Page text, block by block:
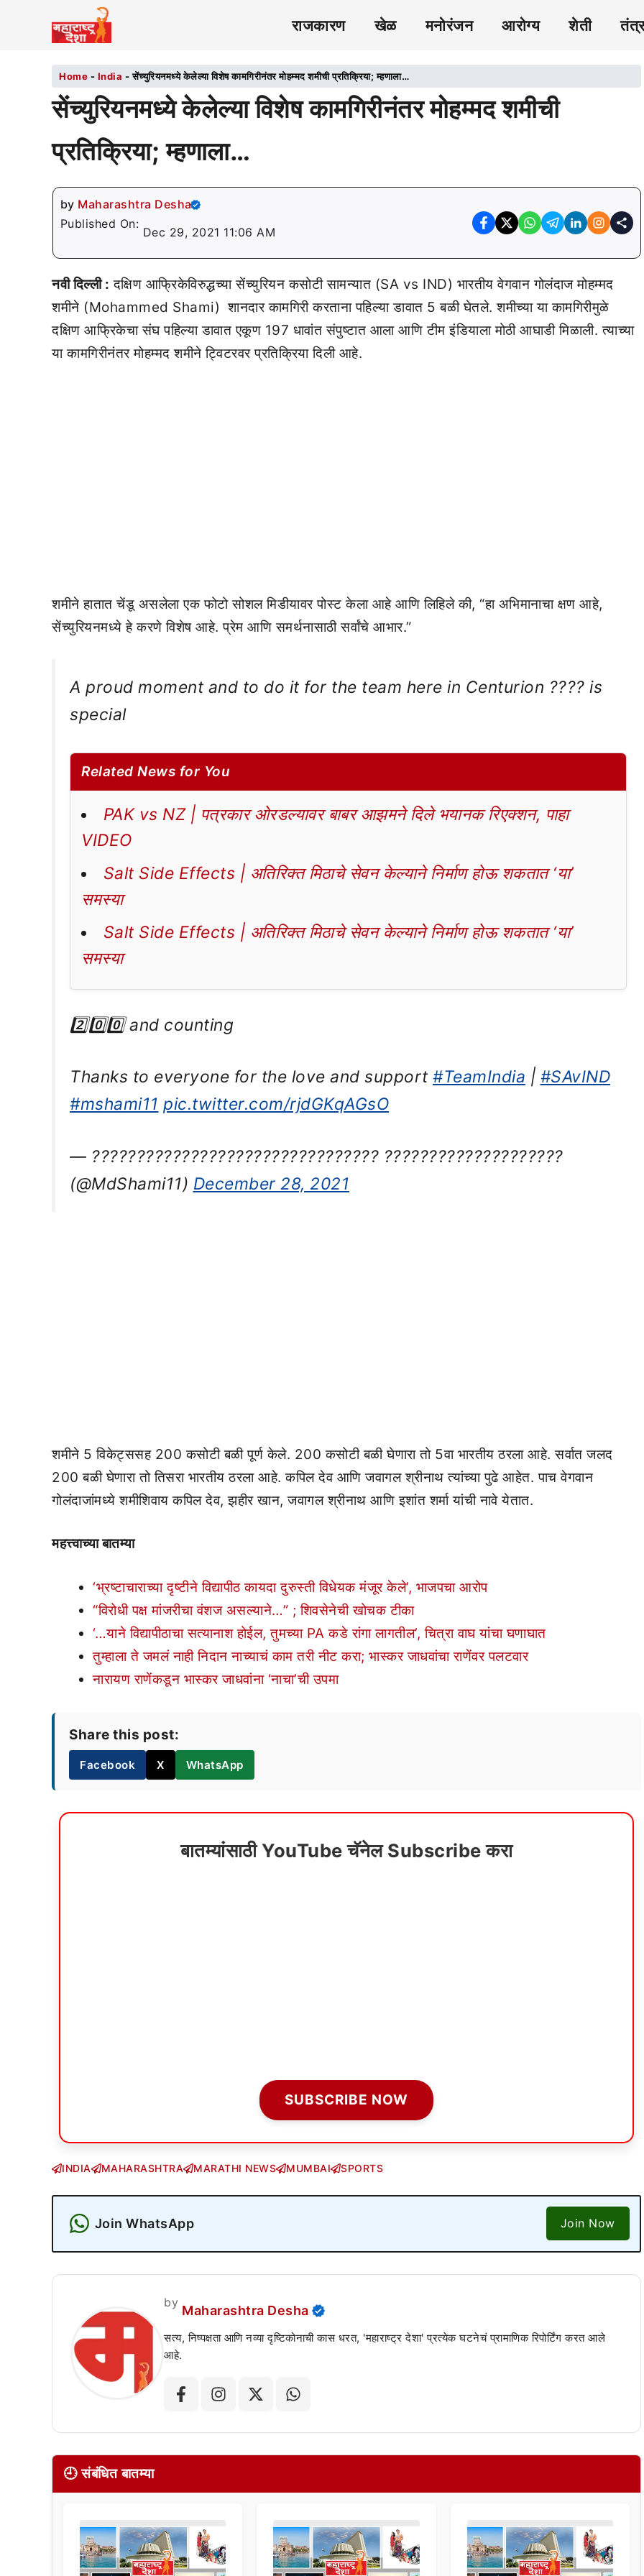
राजकारण खेळ मनोरंजन आरोग्य शेती
Home - India -सेंच्युरियनमध्ये केलेल्या विशेष कामगिरीनंतर मोहम्मद शमीची प्रतिक्रिया; म्हणाला…
सेंच्युरियनमध्ये केलेल्या विशेष कामगिरीनंतर मोहम्मद शमीची
प्रतिक्रिया; म्हणाला…
by Maharashtra Desha
Published On:
Dec 29, 2021 11:06 AM
नवी दिल्ली : दक्षिण आफ्रिकेविरुद्धच्या सेंच्युरियन कसोटी सामन्यात (SA vs IND) भारतीय वेगवान गोलंदाज मोहम्मद
शमीने (Mohammed Shami) शानदार कामगिरी करताना पहिल्या डावात 5 बळी घेतले. शमीच्या या कामगिरीमुळे
दक्षिण आफ्रिकेचा संघ पहिल्या डावात एकूण 197 धावांत संपुष्टात आला आणि टीम इंडियाला मोठी आघाडी मिळाली. त्याच्या
या कामगिरीनंतर मोहम्मद शमीने ट्विटरवर प्रतिक्रिया दिली आहे.
शमीने हातात चेंडू असलेला एक फोटो सोशल मिडीयावर पोस्ट केला आहे आणि लिहिले की, “हा अभिमानाचा क्षण आहे,
सेंच्युरियनमध्ये हे करणे विशेष आहे. प्रेम आणि समर्थनासाठी सर्वांचे आभार.”
A proud moment and to do it for the team here in Centurion ????️ is
special
Related News for You
PAK vs NZ | पत्रकार ओरडल्यावर बाबर आझमने दिले भयानक रिएक्शन, पाहा
VIDEO
Salt Side Effects | अतिरिक्त मिठाचे सेवन केल्याने निर्माण होऊ शकतात ‘या’
समस्या
Salt Side Effects | अतिरिक्त मिठाचे सेवन केल्याने निर्माण होऊ शकतात ‘या’
समस्या
2️⃣0️⃣0️⃣ and counting
Thanks to everyone for the love and support #TeamIndia | #SAvIND
#mshami11 pic.twitter.com/rjdGKqAGsO
— ???????????????????????????????? ????????????????????
(@MdShami11) December 28, 2021
शमीने 5 विकेट्ससह 200 कसोटी बळी पूर्ण केले. 200 कसोटी बळी घेणारा तो 5वा भारतीय ठरला आहे. सर्वात जलद
200 बळी घेणारा तो तिसरा भारतीय ठरला आहे. कपिल देव आणि जवागल श्रीनाथ त्यांच्या पुढे आहेत. पाच वेगवान
गोलंदाजांमध्ये शमीशिवाय कपिल देव, झहीर खान, जवागल श्रीनाथ आणि इशांत शर्मा यांची नावे येतात.
महत्त्वाच्या बातम्या
‘भ्रष्टाचाराच्या दृष्टीने विद्यापीठ कायदा दुरुस्ती विधेयक मंजूर केले’, भाजपचा आरोप
“विरोधी पक्ष मांजरीचा वंशज असल्याने…” ; शिवसेनेची खोचक टीका
‘…याने विद्यापीठाचा सत्यानाश होईल, तुमच्या PA कडे रांगा लागतील’, चित्रा वाघ यांचा घणाघात
तुम्हाला ते जमलं नाही निदान नाच्याचं काम तरी नीट करा; भास्कर जाधवांचा राणेंवर पलटवार
नारायण राणेंकडून भास्कर जाधवांना ‘नाचा’ची उपमा
Share this post:
Facebook X WhatsApp
बातम्यांसाठी YouTube चॅनेल Subscribe करा
SUBSCRIBE NOW
INDIA MAHARASHTRA MARATHI NEWS MUMBAI SPORTS
Join WhatsApp Join Now
by
Maharashtra Desha
सत्य, निष्पक्षता आणि नव्या दृष्टिकोनाची कास धरत, 'महाराष्ट्र देशा' प्रत्येक घटनेचं प्रामाणिक रिपोर्टिंग करत आले
आहे.
🕘 संबंधित बातम्या